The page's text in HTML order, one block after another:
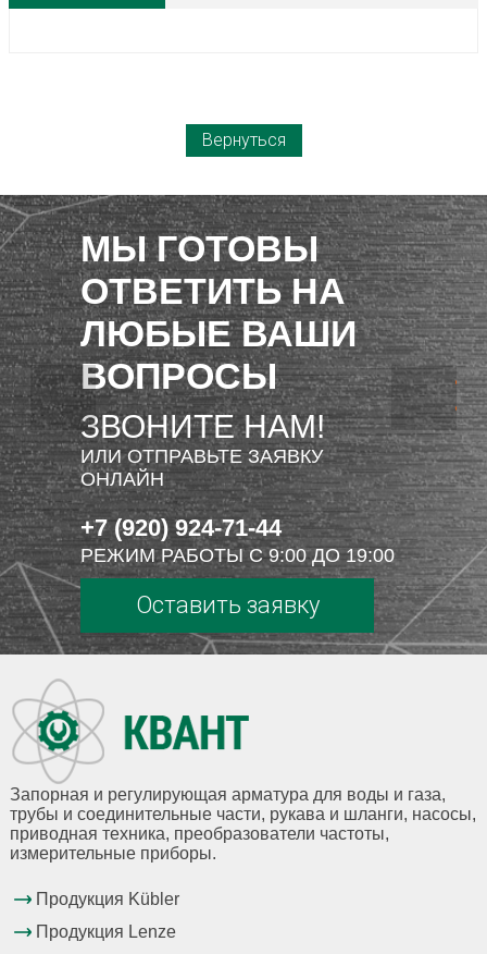
Вернуться
МЫ ГОТОВЫ
ОТВЕТИТЬ НА
ЛЮБЫЕ ВАШИ
ВОПРОСЫ
ЗВОНИТЕ НАМ!
ИЛИ ОТПРАВЬТЕ ЗАЯВКУ
ОНЛАЙН
+7 (920) 924-71-44
РЕЖИМ РАБОТЫ С 9:00 ДО 19:00
Оставить заявку
Запорная и регулирующая арматура для воды и газа,
трубы и соединительные части, рукава и шланги, насосы,
приводная техника, преобразователи частоты,
измерительные приборы.
Продукция Kübler
Продукция Lenze